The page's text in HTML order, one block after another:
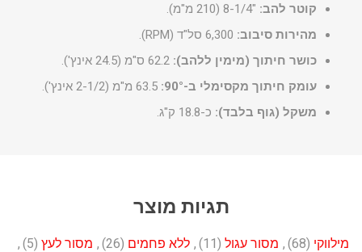
קוטר להב: "8-1/4 (210 מ"מ).
מהירות סיבוב:
כושר חיתוך (מימין ללהב):
עומק חיתוך מקסימלי ב-90°:
משקל (גוף בלבד): כ-18.8 ק"ג.
תגיות מוצר
מילווקי (68)
, מסור עגול (11)
, ללא פחמים (26)
, מסור לעץ (5)
,